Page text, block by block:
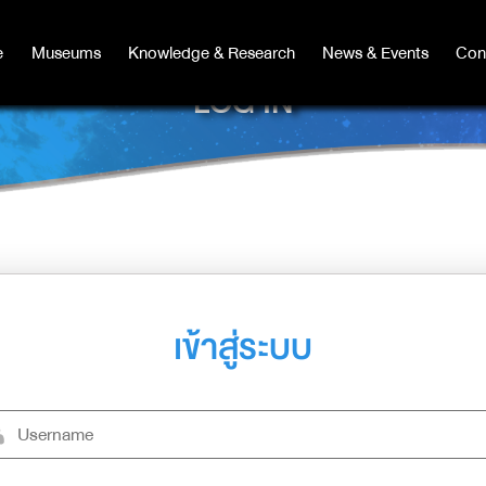
Museums Knowledge & Research News & Events
Museums Knowledge & Research News & Events
LOG IN
เข้าสู่ระบบ